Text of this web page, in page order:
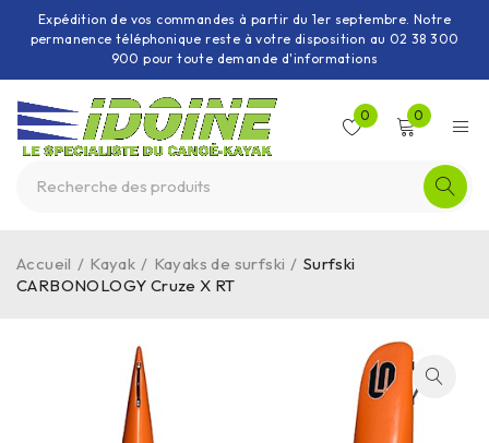
Expédition de vos commandes à partir du 1er septembre. Notre
permanence téléphonique reste à votre disposition au 02 38 300
900 pour toute demande d'informations
0 0
Accueil / Kayak / Kayaks de surfski / Surfski
CARBONOLOGY Cruze X RT